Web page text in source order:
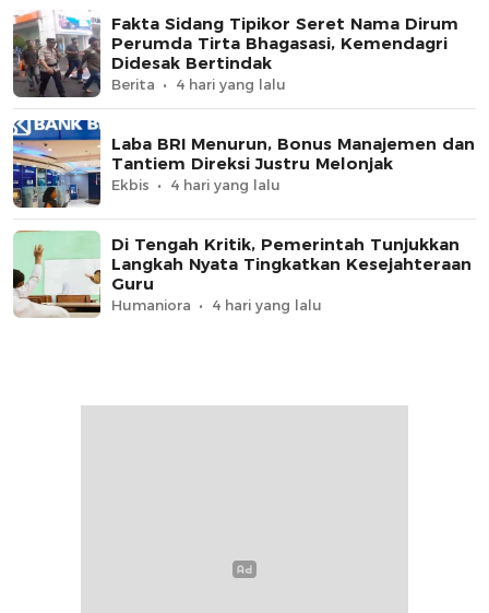
Fakta Sidang Tipikor Seret Nama Dirum
Perumda Tirta Bhagasasi, Kemendagri
Didesak Bertindak
Berita 4 hari yang lalu
Laba BRI Menurun, Bonus Manajemen dan
Tantiem Direksi Justru Melonjak
Ekbis 4 hari yang lalu
Di Tengah Kritik, Pemerintah Tunjukkan
Langkah Nyata Tingkatkan Kesejahteraan
Guru
Humaniora 4 hari yang lalu